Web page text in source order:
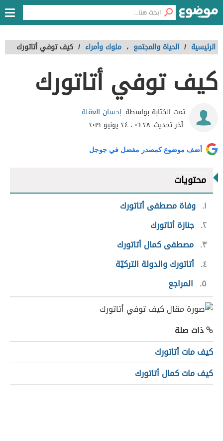
الرئيسية / الحياة والمجتمع ، ملوك وأمراء / كيف توفي أتاتورك
كيف توفي أتاتورك
تمت الكتابة بواسطة:إحسان العقلة
آخر تحديث:٠٦:٢٨ ، ٢٤ يونيو ٢٠١٩
أضف موضوع كمصدر مفضل في جوجل
محتويات
١ وفاة مصطفى أتاتورك
٢ جنازة أتاتورك
٣ مصطفى كمال أتاتورك
٤ أتاتورك والدولة التركيّة
٥
المراجع
ذات صلة
كيف مات أتاتورك
كيف مات كمال أتاتورك